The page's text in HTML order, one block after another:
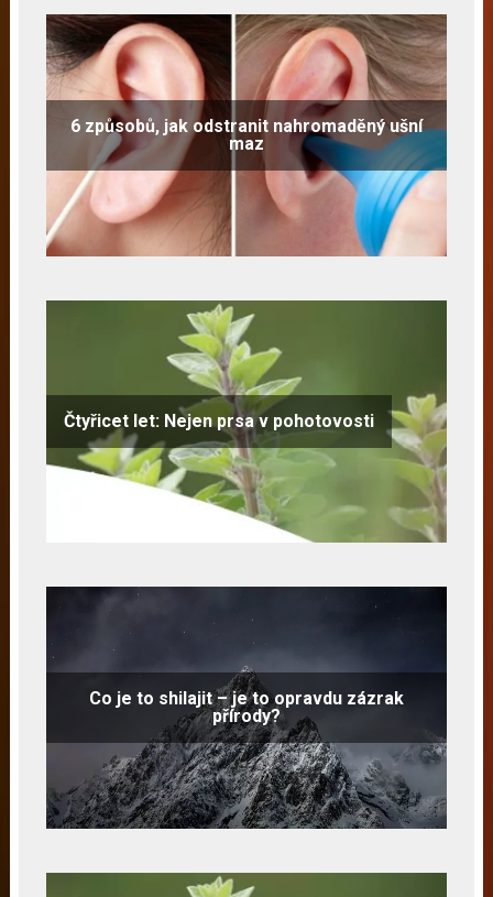
6 způsobů, jak odstranit nahromaděný ušní
maz
Čtyřicet let: Nejen prsa v pohotovosti
Co je to shilajit – je to opravdu zázrak
přírody?